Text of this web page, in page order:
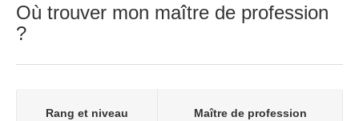
Où trouver mon maître de profession
?
Rang et niveau Maître de profession